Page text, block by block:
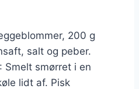
200 g
salt og peber.
: Smelt smørret i en
lidt af. Pisk